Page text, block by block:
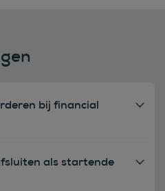
bij financial
als startende